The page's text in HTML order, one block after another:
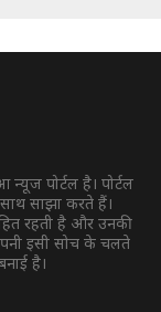
पोर्टल है। पोर्टल
साझा करते हैं।
रहती है और उनकी
इसी सोच के चलते
है।